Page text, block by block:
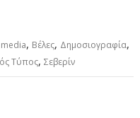
, Βέλες, Δημοσιογραφία,
Τύπος,Σεβερίν